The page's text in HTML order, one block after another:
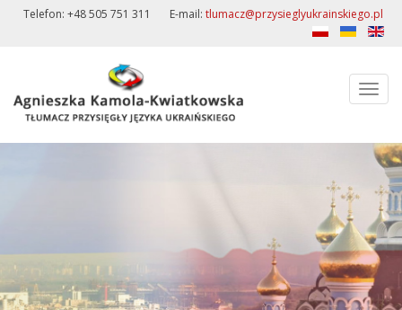
Telefon: +48 505 751 311 E-mail: tlumacz@przysieglyukrainskiego.pl
Toggle